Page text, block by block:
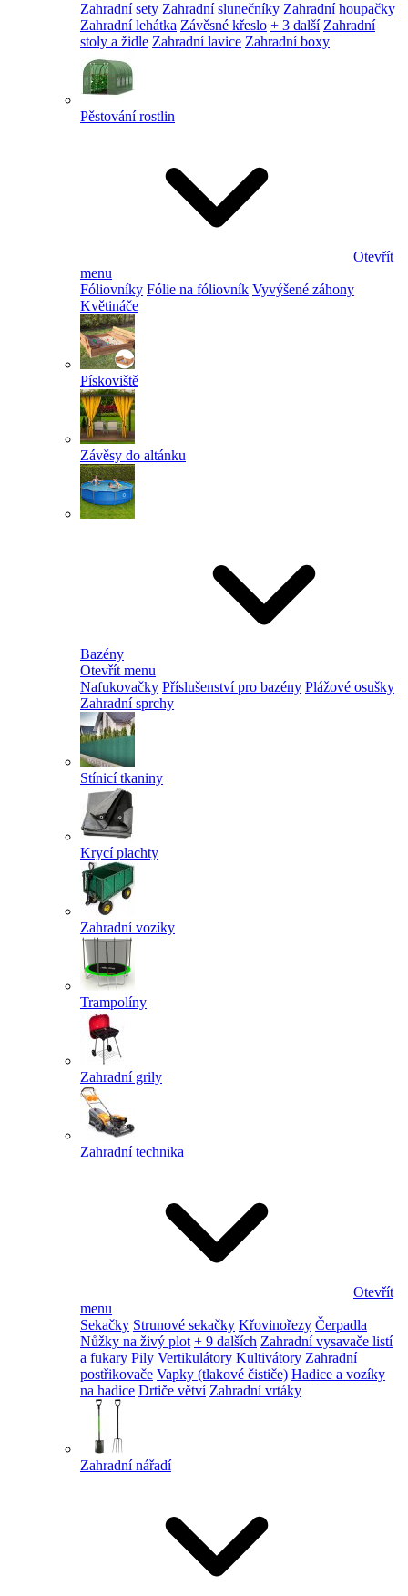
Zahradní sety Zahradní slunečníky Zahradní houpačky
Zahradní lehátka Závěsné křeslo + 3 další Zahradní
stoly a židle Zahradní lavice Zahradní boxy
Pěstování rostlin
Otevřít
menu
Fóliovníky Fólie na fóliovník Vyvýšené záhony
Květináče
Pískoviště
Závěsy do altánku
Bazény
Otevřít menu
Nafukovačky Příslušenství pro bazény Plážové osušky
Zahradní sprchy
Stínicí tkaniny
Krycí plachty
Zahradní vozíky
Trampolíny
Zahradní grily
Zahradní technika
Otevřít
menu
Sekačky Strunové sekačky Křovinořezy Čerpadla
Nůžky na živý plot + 9 dalších Zahradní vysavače listí
a fukary Pily Vertikulátory Kultivátory Zahradní
postřikovače Vapky (tlakové čističe) Hadice a vozíky
na hadice Drtiče větví Zahradní vrtáky
Zahradní nářadí